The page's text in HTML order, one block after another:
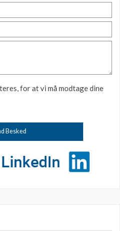
for at vi må modtage dine